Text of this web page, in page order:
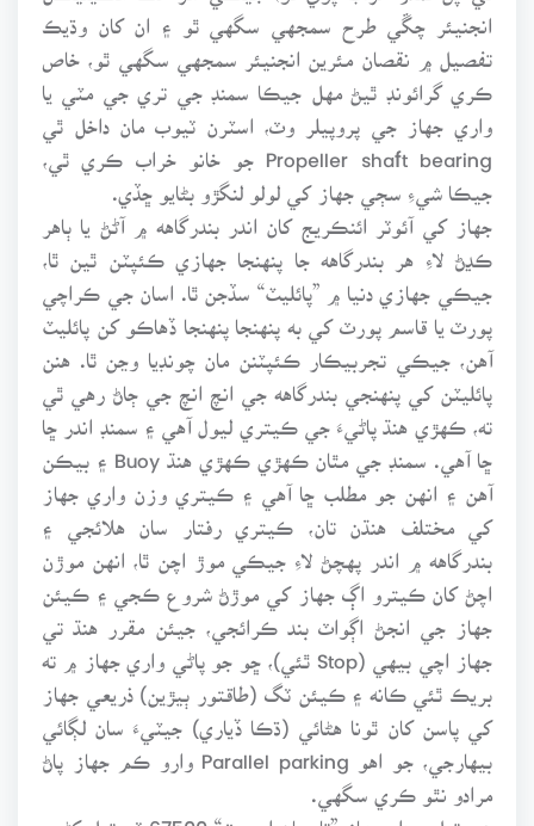
انجنيئر چڱي طرح سمجهي سگهي ٿو ۽ ان کان وڌيڪ
تفصيل ۾ نقصان مئرين انجنيئر سمجهي سگهي ٿو، خاص
ڪري گرائونڊ ٿيڻ مهل جيڪا سمنڊ جي تري جي مٽي يا
واري جهاز جي پروپيلر وٽ، اسٽرن ٽيوب مان داخل ٿي
Propeller shaft bearing جو خانو خراب ڪري ٿي،
جيڪا شيءِ سڄي جهاز کي لولو لنگڙو بڻايو ڇڏي.
جهاز کي آئوٽر ائنڪريج کان اندر بندرگاهه ۾ آڻڻ يا ٻاهر
ڪڍڻ لاءِ هر بندرگاهه جا پنهنجا جهازي ڪئپٽن ٿين ٿا،
جيڪي جهازي دنيا ۾ ”پائليٽ“ سڏجن ٿا. اسان جي ڪراچي
پورٽ يا قاسم پورٽ کي به پنهنجا پنهنجا ڏهاڪو کن پائليٽ
آهن، جيڪي تجربيڪار ڪئپٽنن مان چونڊيا وڃن ٿا. هنن
پائليٽن کي پنهنجي بندرگاهه جي انچ انچ جي ڄاڻ رهي ٿي
ته، ڪهڙي هنڌ پاڻيءَ جي ڪيتري ليول آهي ۽ سمنڊ اندر ڇا
آهن ۽ انهن جو مطلب ڇا آهي ۽ ڪيتري وزن واري جهاز
کي مختلف هنڌن تان، ڪيتري رفتار سان هلائجي ۽
بندرگاهه ۾ اندر پهچڻ لاءِ جيڪي موڙ اچن ٿا، انهن موڙن
اچڻ کان ڪيترو اڳ جهاز کي موڙڻ شروع ڪجي ۽ ڪيئن
جهاز جي انجڻ اڳواٽ بند ڪرائجي، جيئن مقرر هنڌ تي
جهاز اچي بيهي (Stop ٿئي)، ڇو جو پاڻي واري جهاز ۾ ته
بريڪ ٿئي ڪانه ۽ ڪيئن ٽگ (طاقتور ٻيڙين) ذريعي جهاز
کي پاسن کان ٿونا هڻائي (ڌڪا ڏياري) جيٽيءَ سان لڳائي
بيهارجي، جو اهو Parallel parking وارو ڪم جهاز پاڻ
مرادو نٿو ڪري سگهي.
هي تيل بردار جهاز ”تاسمان اسپرٽ“ 67500 ٽن تيل کڻي،